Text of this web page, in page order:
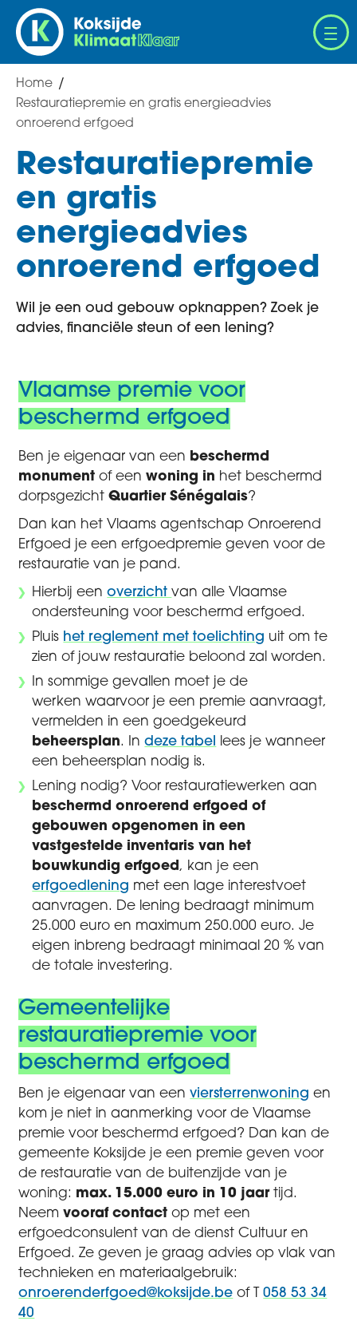
Overslaan
en
naar
inhoud
gaan
Breadcrumb
Home
Restauratiepremie en gratis energieadvies
onroerend erfgoed
Restauratiepremie
en gratis
energieadvies
onroerend erfgoed
Wil je een oud gebouw opknappen? Zoek je
advies, financiële steun of een lening?
Vlaamse premie voor
beschermd erfgoed
Ben je eigenaar van een beschermd
monument of eenwoning in het beschermd
dorpsgezichtQuartier Sénégalais?
Dan kan het Vlaams agentschap Onroerend
Erfgoed je een erfgoedpremie geven voor de
restauratie van je pand.
Hierbij eenoverzichtvan alle Vlaamse
ondersteuning voor beschermd erfgoed.
Pluis het reglement met toelichting uit om te
zien of jouw restauratie beloond zal worden.
In sommige gevallen moet je de
werken waarvoor je een premie aanvraagt,
vermelden in een goedgekeurd
beheersplan. Indeze tabel
lees je wanneer
een beheersplan nodig is.
Lening nodig? Voor restauratiewerken aan
beschermd onroerend erfgoed of
gebouwen opgenomen in een
vastgestelde inventaris van het
bouwkundig erfgoed, kan je een
erfgoedlening met een lage interestvoet
aanvragen. De lening bedraagt minimum
25.000 euro en maximum 250.000 euro. Je
eigen inbreng bedraagt minimaal 20 % van
de totale investering.
Gemeentelijke
restauratiepremie voor
beschermd erfgoed
Ben je eigenaar van eenviersterrenwoning en
kom je niet in aanmerking voor de Vlaamse
premie voor beschermd erfgoed? Dan kan de
gemeente Koksijde je een premie geven voor
de restauratie van de buitenzijde van je
woning: max. 15.000 euro in 10 jaartijd.
Neemvooraf contact op met een
erfgoedconsulent van de dienst Cultuur en
Erfgoed. Ze geven je graag advies op vlak van
technieken en materiaalgebruik:
onroerenderfgoed@koksijde.be of T058 53 34
40